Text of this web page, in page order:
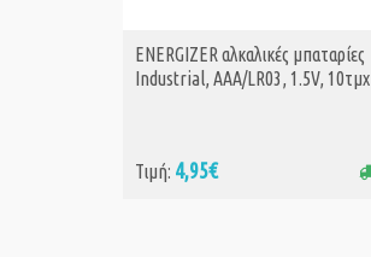
ΑΓΟΡΑ
ENERGIZER αλκαλικές μπαταρίες
Industrial, AAA/LR03, 1.5V, 10τμχ
Τιμή: 4,95€